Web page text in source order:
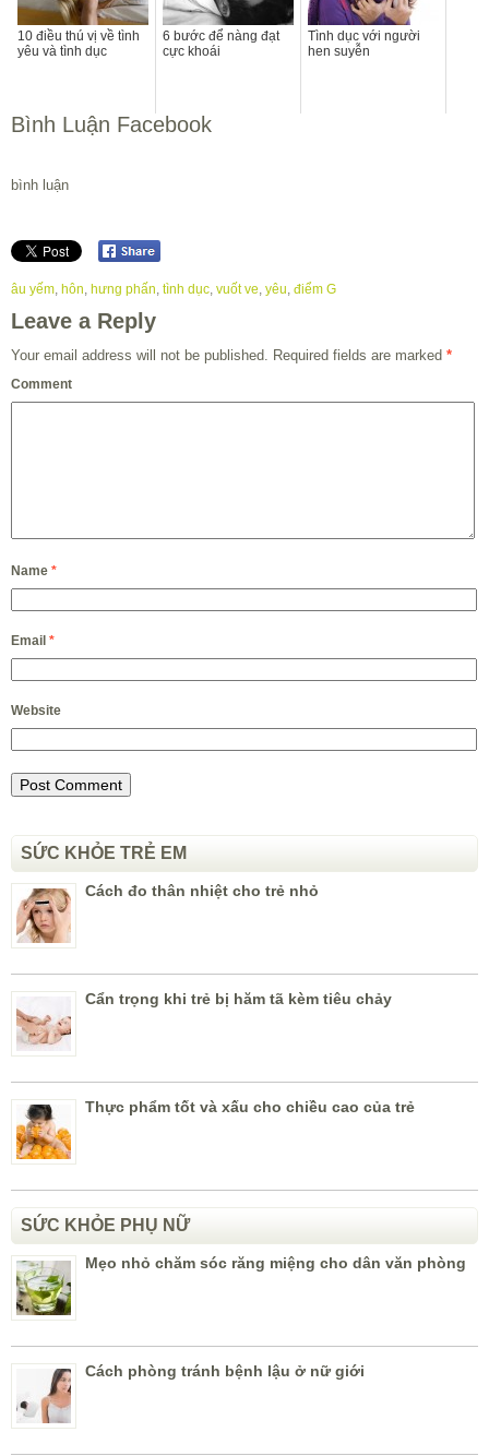
10 điều thú vị về tình
yêu và tình dục
6 bước để nàng đạt
cực khoái
Tình dục với người
hen suyễn
Bình Luận Facebook
bình luận
âu yếm hôn hưng phấn tình dục vuốt ve yêu điểm G
Leave a Reply
Your email address will not be published. Required fields are marked *
Comment
Name *
Email *
Website
SỨC KHỎE TRẺ EM
Cách đo thân nhiệt cho trẻ nhỏ
Cẩn trọng khi trẻ bị hăm tã kèm tiêu chảy
Thực phẩm tốt và xấu cho chiều cao của trẻ
SỨC KHỎE PHỤ NỮ
Mẹo nhỏ chăm sóc răng miệng cho dân văn phòng
Cách phòng tránh bệnh lậu ở nữ giới